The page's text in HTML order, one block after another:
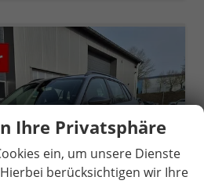
Ihre Privatsphäre
ein, um unsere Dienste
berücksichtigen wir Ihre